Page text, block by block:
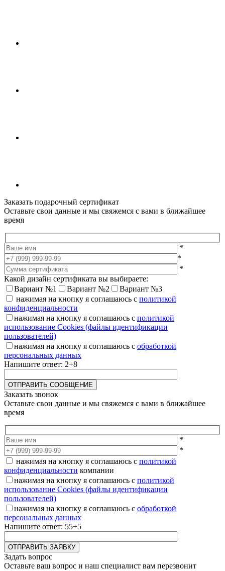
Заказать подарочный сертификат
Оставьте свои данные и мы свяжемся с вами в ближайшее
время
*
*
*
Какой дизайн сертификата вы выбираете:
Вариант №1
Вариант №2
Вариант №3
нажимая на кнопку я соглашаюсь с политикой
конфиденциальности
нажимая на кнопку я соглашаюсь с политикой
использование Cookies (файлы идентификации
пользователей)
нажимая на кнопку я соглашаюсь с обработкой
персональных данных
Напишите ответ: 2+8
Заказать звонок
Оставьте свои данные и мы свяжемся с вами в ближайшее
время
*
*
нажимая на кнопку я соглашаюсь с политикой
конфиденциальности компании
нажимая на кнопку я соглашаюсь с политикой
использование Cookies (файлы идентификации
пользователей)
нажимая на кнопку я соглашаюсь с обработкой
персональных данных
Напишите ответ: 55+5
Задать вопрос
Оставьте ваш вопрос и наш специалист вам перезвонит